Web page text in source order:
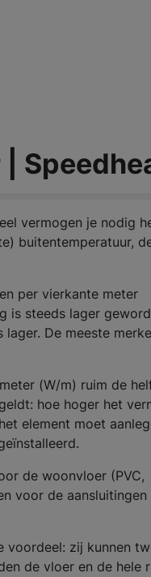
vermogen je nodig
buitentemperatuur,
per vierkante meter
is steeds lager
De meeste
(W/m) ruim de
hoe hoger het
element moet
de woonvloer (PVC,
voor de aansluitingen
voordeel: zij kunnen
de vloer en de hele